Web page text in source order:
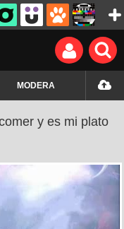
MODERA
y es mi plato